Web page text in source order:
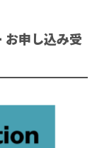
お申し込み受